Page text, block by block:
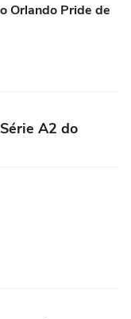
Orlando Pride de
A2 do